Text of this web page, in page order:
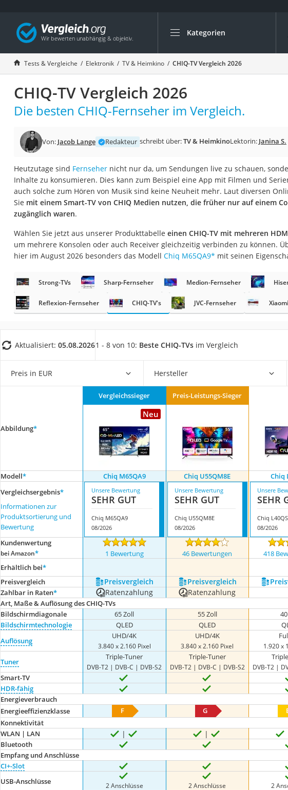
Kategorien
Die beliebtesten Vergleiche nach
Elektronik
Powerstation
Monitor 32 Zoll 4K
Fernseher
Desktop-PC
Diascanner
Laser-Multifunktionsdrucker
Powerline-Adapter
Gaming-PC
Soundbar
Satellitenschüssel
Gaming-Headset
Ladekabel Typ 2 Schuko
Lichtwecker
Acer Aspire
Service
Tests & Vergleiche Elektronik TV & Heimkino CHIQ-TV Vergleich 2026
CHIQ-TV Vergleich 2026
Die besten CHIQ-Fernseher im Vergleich.
Von: Jacob Lange Redakteur schreibt über:TV & HeimkinoLektorin: Janina S.
Heutzutage sind Fernsehernicht nur da, um Sendungen live zu schauen,
Inhalte zu konsumieren. Dies kann zum Beispiel eine App mit Filmen und
auch solche zum Hören von Musik sind keine Neuheit mehr. Laut diversen
Sie mit einem Smart-TV von CHIQ Medien nutzen, die früher nur auf einem
zugänglich waren.
Wählen Sie jetzt aus unserer Produkttabelle einen CHIQ-TV mit mehreren
um mehrere Konsolen oder auch Receiver gleichzeitig verbinden zu können.
hier im August 2026 besonders das Modell Chiq M65QA9* mit seinen
Strong-TVs Sharp-Fernseher Medion-Fernseher
Reflexion-Fernseher CHIQ-TV's JVC-Fernseher
Aktualisiert: 05.08.20261 - 8 von 10: Beste CHIQ-TVs im Vergleich
Preis in EUR Hersteller
Abbildung*
Vergleichssieger
Neu
Preis-Leistungs-Sieger
Modell* Chiq M65QA9 Chiq U55QM8E Chiq
Vergleichsergebnis*
Informationen zur
Produktsortierung und
Bewertung
Unsere Bewertung
SEHR GUT
Chiq M65QA9
08/2026
Unsere Bewertung
SEHR GUT
Chiq U55QM8E
08/2026
Unsere
SEHR
Chiq
08/2026
Kundenwertung
bei Amazon* 1 Bewertung 46 Bewertungen 418
Erhältlich bei*
Preis­vergleich
Preis­vergleich Preis­vergleich
Zahlbar in Raten* Ratenzahlung Ratenzahlung
Art, Maße & Auflösung des CHIQ-TVs
Bildschirmdiagonale
65 Zoll 55 Zoll
Bildschirmtechnologie
QLED QLED
Auflösung
UHD/4K
3.840 x 2.160 Pixel
UHD/4K
3.840 x 2.160 Pixel 1.920 x
Tuner
Triple-Tuner
DVB-T2 | DVB-C | DVB-S2
Triple-Tuner
DVB-T2 | DVB-C | DVB-S2 DVB-T2 |
Smart-TV
HDR-fähig
Energieverbrauch
Energieeffizienzklasse
F G
Konnektivität
WLAN | LAN
Bluetooth
Empfang und Anschlüsse
CI+-Slot
USB-Anschlüsse
2 Anschlüsse 2 Anschlüsse 2